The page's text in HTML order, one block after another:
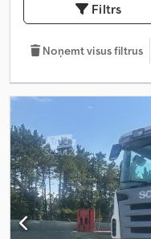
Filtrs
Noņemt visus filtrus